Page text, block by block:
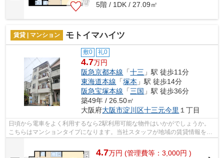
5階 / 1DK / 27.09㎡
賃貸 | マンション モトイマハイツ
敷0 礼0
4.7万円
阪急京都本線 「十三 」駅 徒歩11分
東海道本線 「塚本 」駅 徒歩14分
阪急宝塚本線 「三国 」駅 徒歩36分
築49年 / 26.50㎡
大阪府大阪市淀川区十三元今里 １丁目
日頃から電車をよく利用するなら2駅利用可能な物件はいかがでしょうか。
こちらはマンションタイプになります。当社スタッフが地域の賃貸情報をご
4.7万円 (管理費等：3,000円 )